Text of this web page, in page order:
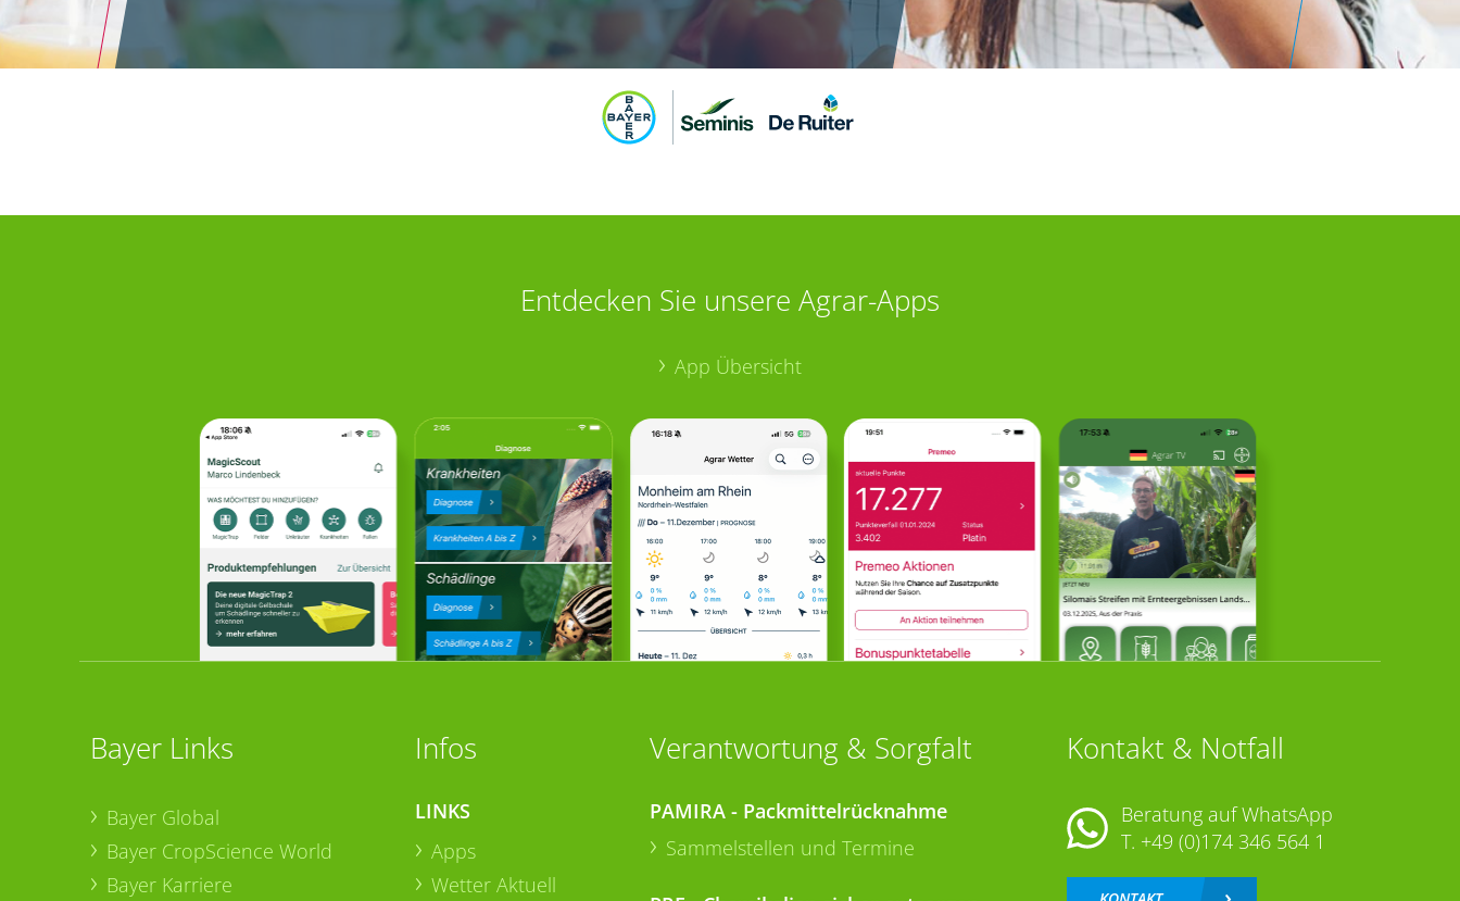
Entdecken Sie unsere Agrar-Apps
App Übersicht
Bayer Links
Bayer Global
Bayer CropScience World
Bayer Karriere
Infos
LINKS
Apps
Wetter Aktuell
Verantwortung & Sorgfalt
PAMIRA - Packmittelrücknahme
Sammelstellen und Termine
Kontakt & Notfall
Beratung auf WhatsApp
T. +49 (0)174 346 564 1